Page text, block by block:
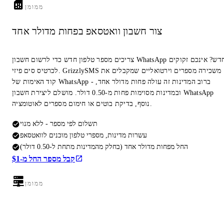
ממומן
צור חשבון וואטסאפ בפחות מדולר אחד
צריכים מספר טלפון חדש כדי לרשום חשבון WhatsApp חדש? אינכם זקוקים
לכרטיס סים פיזי. GrizzlySMS משכירה מספרים וירטואליים שמקבלים את
קוד האימות של WhatsApp - ברוב המדינות זה עולה פחות מדולר אחד,
ובמדינות מסוימות פחות מ-0.50 דולר. מושלם ליצירת חשבון WhatsApp
נוסף, בדיקת בוטים או חימום מספרים לאוטומציה.
תשלום לפי מספר - ללא מנוי
עשרות מדינות, מספרי טלפון מוכנים לוואטסאפ
החל מפחות מדולר אחד (בחלק מהמדינות מתחת ל-0.50 דולר)
קבל מספר החל מ-$1
ממומן